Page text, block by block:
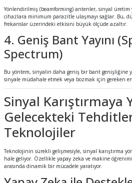
Yönlendirilmiş (beamforming) antenler, sinyal
cihazlara minimum parazitle ulaşmayı sağlar. Bu,
frekanslar üzerindeki etkisini büyük ölçüde azaltır.
4. Geniş Bant Yayını
Spectrum)
Bu yöntem, sinyalin daha geniş bir bant genişliğine
sinyale müdahale etmek veya bozmak için gereken
Sinyal Karıştırmaya
Gelecekteki
Teknolojiler
Teknolojinin sürekli gelişmesiyle, sinyal karıştırma
hale geliyor. Özellikle yapay zeka ve makine
arasında dinamik bir mücadele yaratıyor.